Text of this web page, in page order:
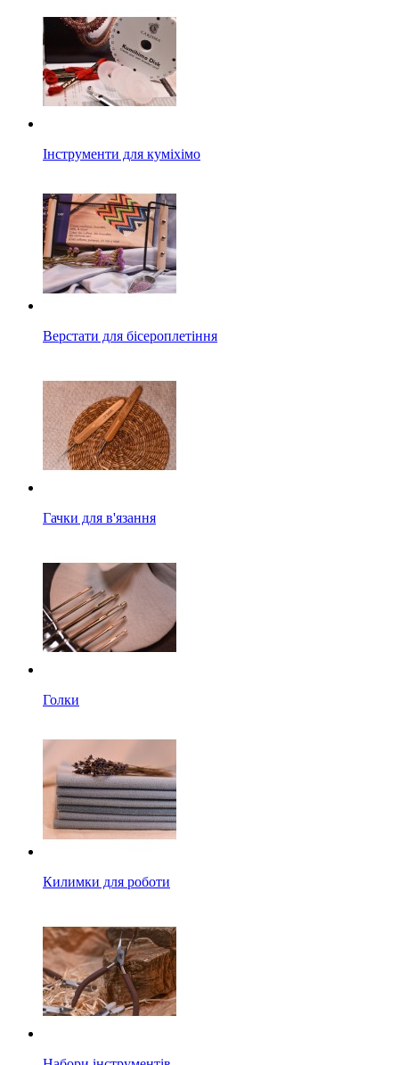
Інструменти для куміхімо
Верстати для бісероплетіння
Гачки для в'язання
Голки
Килимки для роботи